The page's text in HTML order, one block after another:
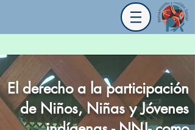
El derecho a la participación
de Niños, Niñas y Jóvenes